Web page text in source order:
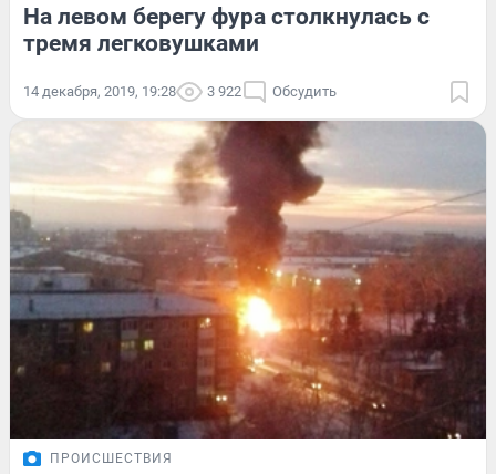
На левом берегу фура столкнулась с
тремя легковушками
14 декабря, 2019, 19:28 3 922 Обсудить
ПРОИСШЕСТВИЯ